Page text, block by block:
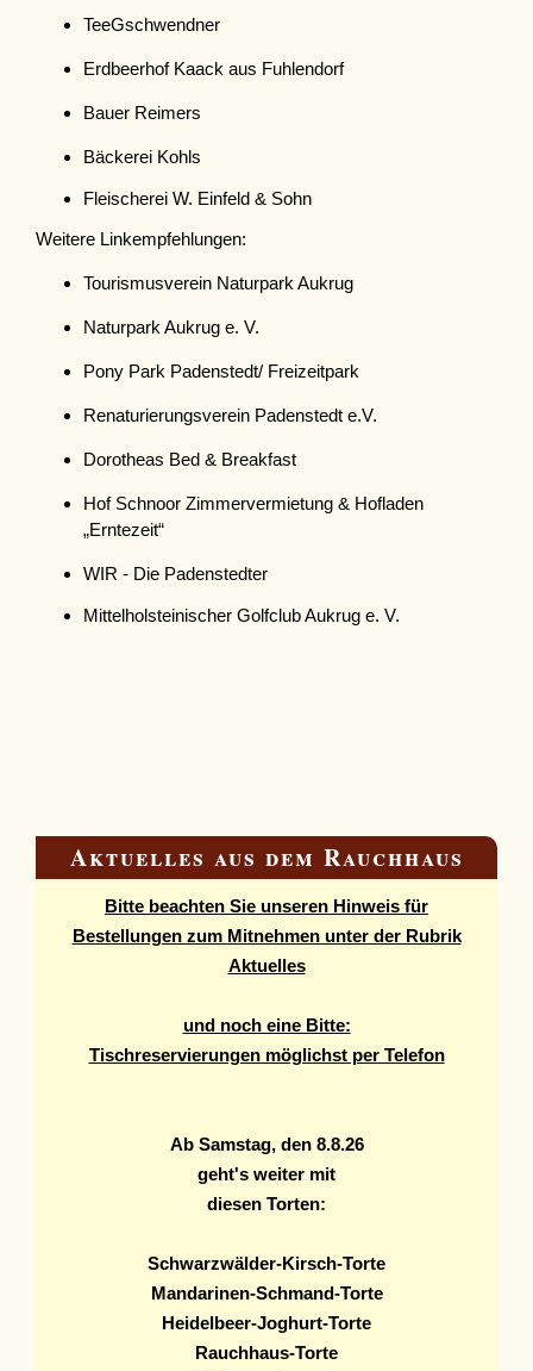
TeeGschwendner
Erdbeerhof Kaack aus Fuhlendorf
Bauer Reimers
Bäckerei Kohls
Fleischerei W. Einfeld & Sohn
Weitere Linkempfehlungen:
Tourismusverein Naturpark Aukrug
Naturpark Aukrug e. V.
Pony Park Padenstedt/ Freizeitpark
Renaturierungsverein Padenstedt e.V.
Dorotheas Bed & Breakfast
Hof Schnoor Zimmervermietung & Hofladen
„Erntezeit“
WIR - Die Padenstedter
Mittelholsteinischer Golfclub Aukrug e. V.
Aktuelles aus dem Rauchhaus
Bitte beachten Sie unseren Hinweis für
Bestellungen zum Mitnehmen unter der Rubrik
Aktuelles
und noch eine Bitte:
Tischreservierungen möglichst per Telefon
Ab Samstag, den 8.8.26
geht's weiter mit
diesen Torten:
Schwarzwälder-Kirsch-Torte
Mandarinen-Schmand-Torte
Heidelbeer-Joghurt-Torte
Rauchhaus-Torte